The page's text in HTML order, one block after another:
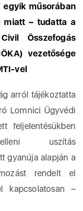
egyik műsorában
miatt – tudatta a
Összefogás
vezetősége
vel
arról tájékoztatta
Lomnici Ügyvédi
feljelentésükben
uszítás
gyanúja alapján a
rendelt el
kapcsolatosan –